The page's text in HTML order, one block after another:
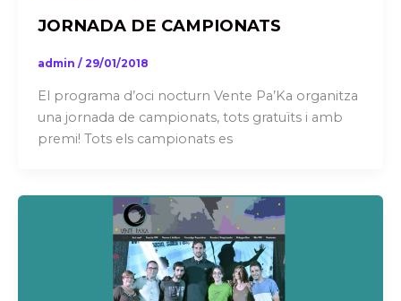
JORNADA DE CAMPIONATS
admin / 29/01/2018
El programa d’oci nocturn Vente Pa’Ka organitza
una jornada de campionats, tots gratuïts i amb
premi! Tots els campionats es